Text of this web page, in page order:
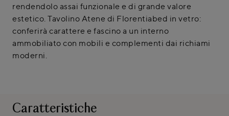
rendendolo assai funzionale e di grande valore
estetico. Tavolino Atene di Florentiabed in vetro:
conferirà carattere e fascino a un interno
ammobiliato con mobili e complementi dai richiami
moderni.
Caratteristiche